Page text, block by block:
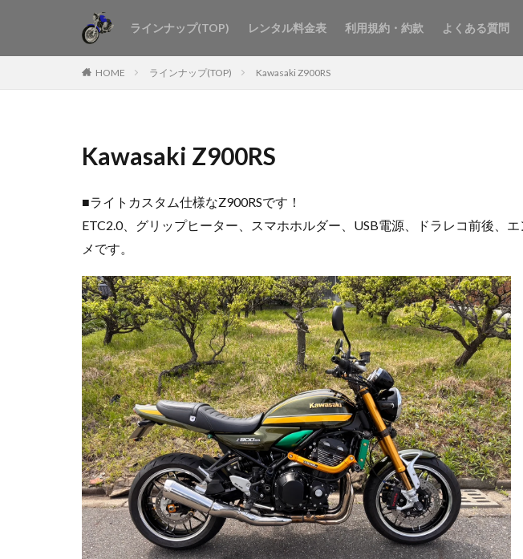
ラインナップ(TOP) レンタル料金表 利用規約・約款 よくある質問
HOME ラインナップ(TOP) Kawasaki Z900RS
Kawasaki Z900RS
■ライトカスタム仕様なZ900RSです！
ETC2.0、グリップヒーター、スマホホルダー、USB電源、ドラレコ前後、
メです。